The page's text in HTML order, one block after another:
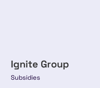
Ignite Group
Subsidies